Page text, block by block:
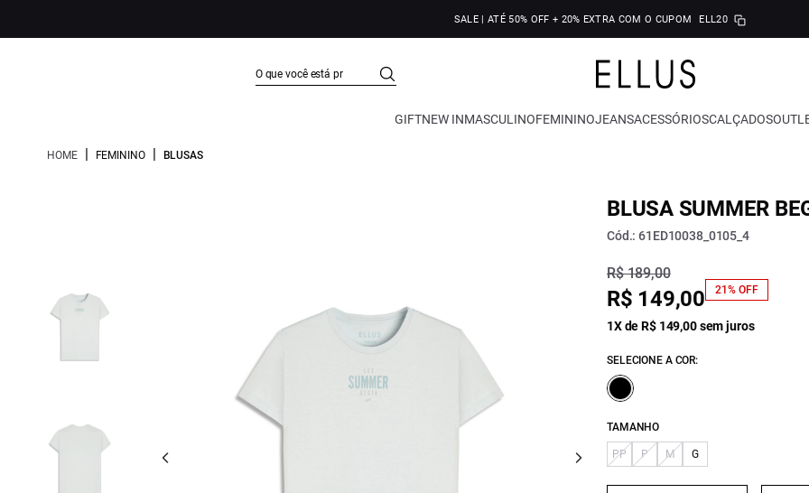
SALE | ATÉ 50% OFF + 20% EXTRA COM O CUPOM ELL20
GIFTNEW INMASCULINOFEMININOJEANSACESSÓRIOSCALÇADOS
HOME | FEMININO | BLUSAS
BLUSA SUMMER
Cód.: 61ED10038_0105_4
R$ 189,00
R$ 149,00 21% OFF
1X de R$ 149,00 sem juros
SELECIONE A COR:
TAMANHO
PP P M G